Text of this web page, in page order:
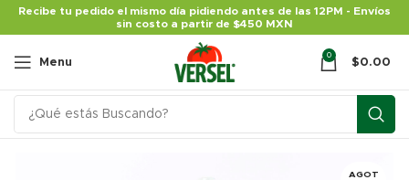
Recibe tu pedido el mismo día pidiendo antes de las 12PM - Envíos
sin costo a partir de $450 MXN
Menu
0
$0.00
AGOT